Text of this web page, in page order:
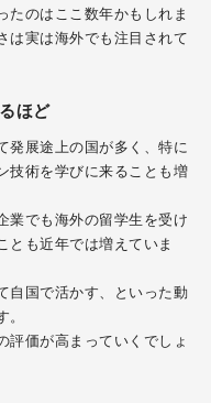
たのはここ数年かもしれま
は実は海外でも注目されて
ほど
発展途上の国が多く、特に
技術を学びに来ることも増
業でも海外の留学生を受け
とも近年では増えていま
自国で活かす、といった動
。
評価が高まっていくでしょ